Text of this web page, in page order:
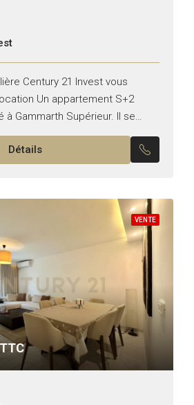
Century 21 Invest vous
Un appartement S+2
à Gammarth Supérieur. Il se
salon spacieux / Salle à
Détails
VENTE